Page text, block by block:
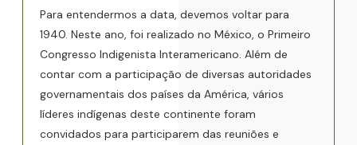
Para entendermos a data, devemos voltar para
1940. Neste ano, foi realizado no México, o Primeiro
Congresso Indigenista Interamericano. Além de
contar com a participação de diversas autoridades
governamentais dos países da América, vários
líderes indígenas deste continente foram
convidados para participarem das reuniões e